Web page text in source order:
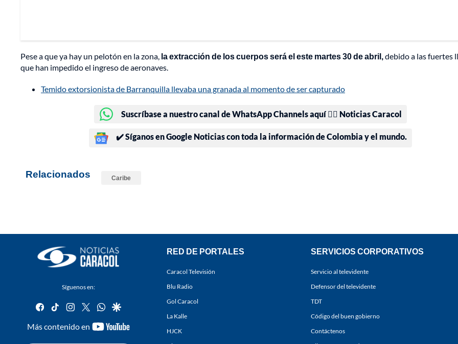
Pese a que ya hay un pelotón en la zona, la extracción de los cuerpos será el este martes 30 de abril,debido a las fuertes
que han impedido el ingreso de aeronaves.
Temido extorsionista de Barranquilla llevaba una granada al momento de ser capturado
Suscríbase a nuestro canal de WhatsApp Channels aquí 👉🏻 Noticias Caracol
✔️ Síganos en Google Noticias con toda la información de Colombia y el mundo.
Relacionados Caribe
Síguenos en:
facebook
tiktok instagram
twitterwhatsapp
google
Más contenido en
youtube-
RED DE PORTALES
Caracol Televisión
Blu Radio
Gol Caracol
La Kalle
HJCK
SERVICIOS CORPORATIVOS
Servicio al televidente
Defensor del televidente
TDT
Código del buen gobierno
Contáctenos